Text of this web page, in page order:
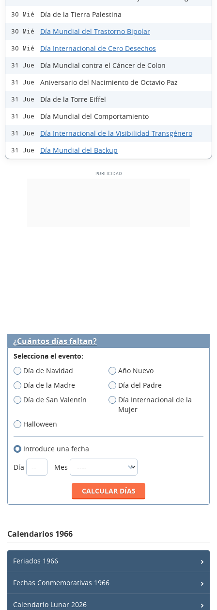
30 Mié Día de la Tierra Palestina
30 Mié Día Mundial del Trastorno Bipolar
30 Mié Día Internacional de Cero Desechos
31 Jue Día Mundial contra el Cáncer de Colon
31 Jue Aniversario del Nacimiento de Octavio Paz
31 Jue Día de la Torre Eiffel
31 Jue Día Mundial del Comportamiento
31 Jue Día Internacional de la Visibilidad Transgénero
31 Jue Día Mundial del Backup
¿Cuántos días faltan?
Selecciona el evento:
Día de Navidad
Año Nuevo
Día de la Madre
Día del Padre
Día de San Valentín
Día Internacional de la
Mujer
Halloween
Introduce una fecha
Día
Mes
Calendarios 1966
Feriados 1966
Fechas Conmemorativas 1966
Calendario Lunar 2026